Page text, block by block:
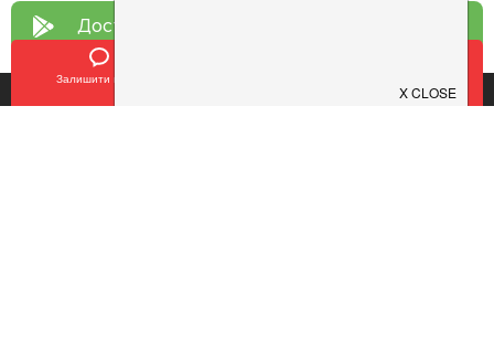
Залишити відгук
Доступно у